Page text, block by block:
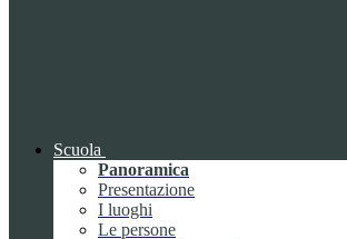
Scuola
Panoramica
Presentazione
I luoghi
Le persone